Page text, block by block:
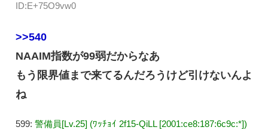
ID:E+75O9vw0
>>540
NAAIM指数が99弱だからなあ
もう限界値まで来てるんだろうけど引けないんよ
ね
599: 警備員[Lv.25] (ﾜｯﾁｮｲ 2f15-QiLL [2001:ce8:187:6c9c:*])